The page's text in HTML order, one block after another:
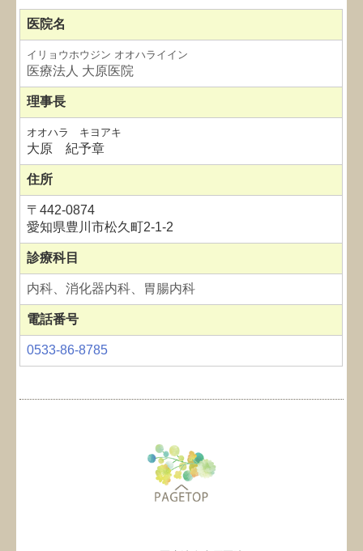
医院名
イリョウホウジン オオハライイン
医療法人 大原医院
理事長
オオハラ キヨアキ
大原紀予章
住所
〒442-0874
愛知県豊川市松久町2-1-2
診療科目
内科、消化器内科 、胃腸内科
電話番号
0533-86-8785